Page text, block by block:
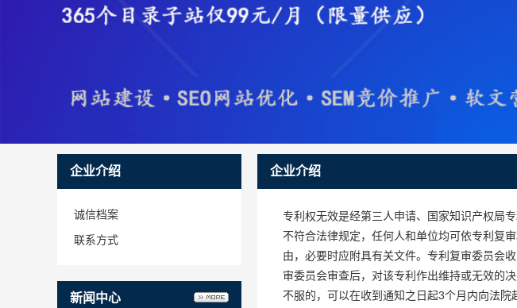
企业介绍
诚信档案
联系方式
新闻中心
企业介绍
专利权无效是经第三人申请、国家知识产权局
不符合法律规定，任何人和单位均可依专利复
由，必要时应附具有关文件。专利复审委员会
审委员会审查后，对该专利作出维持或无效的
不服的，可以在收到通知之日起3个月内向法